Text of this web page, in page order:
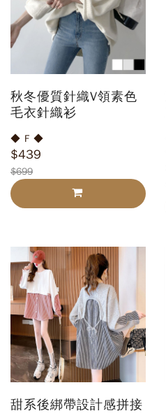
秋冬優質針織V領素色
毛衣針織衫
◆ F ◆
$439
$699
甜系後綁帶設計感拼接